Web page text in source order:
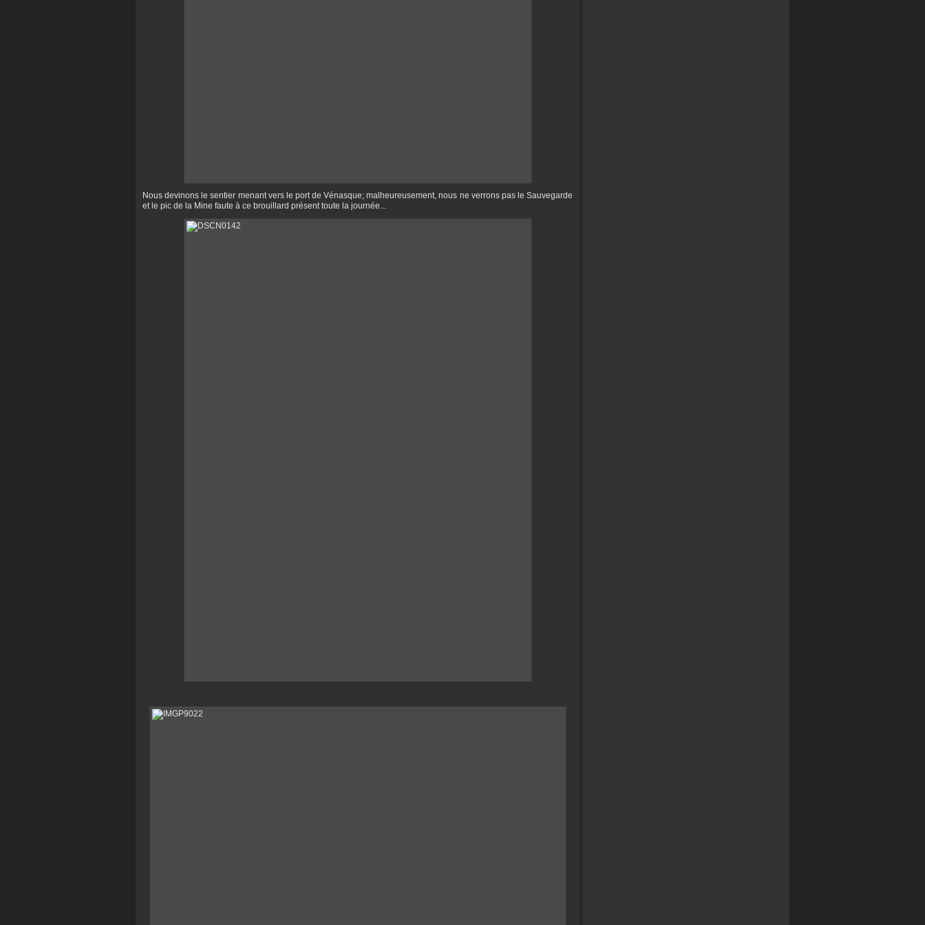
Nous devinons le sentier menant vers le port de Vénasque; malheureusement, nous ne verrons pas le Sauvegarde
et le pic de la Mine faute à ce brouillard présent toute la journée...